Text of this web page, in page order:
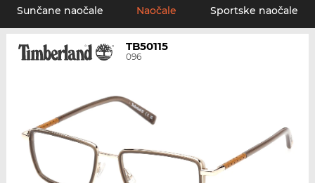
Sunčane naočale Naočale Sportske naočale
TB50115
096